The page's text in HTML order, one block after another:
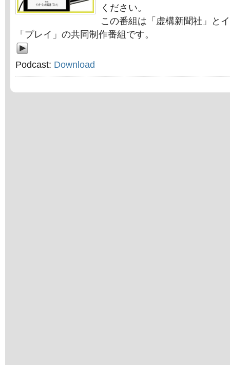
ください。
この番組は「虚構新聞社」と
「プレイ」の共同制作番組です。
Podcast: Download